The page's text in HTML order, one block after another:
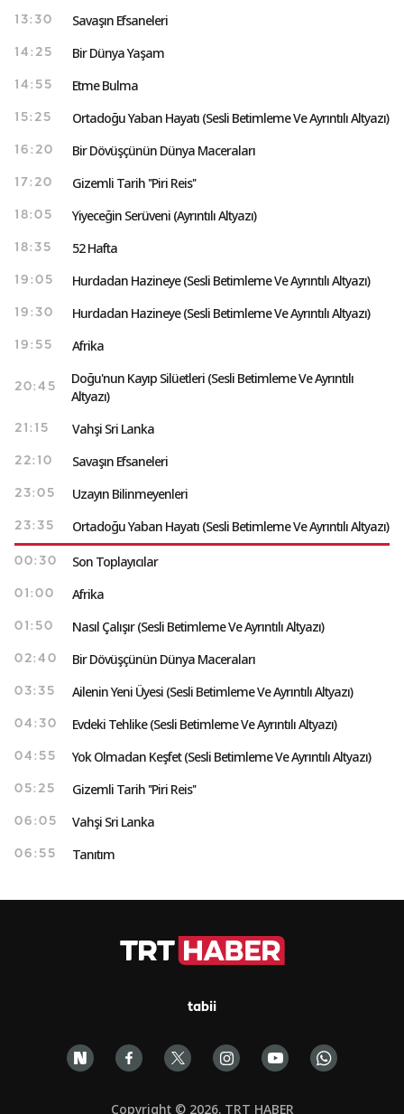
13:30 Savaşın Efsaneleri
14:25 Bir Dünya Yaşam
14:55 Etme Bulma
15:25 Ortadoğu Yaban Hayatı (Sesli Betimleme Ve Ayrıntılı Altyazı)
16:20 Bir Dövüşçünün Dünya Maceraları
17:20 Gizemli Tarih ''Piri Reis''
18:05 Yiyeceğin Serüveni (Ayrıntılı Altyazı)
18:35 52 Hafta
19:05 Hurdadan Hazineye (Sesli Betimleme Ve Ayrıntılı Altyazı)
19:30 Hurdadan Hazineye (Sesli Betimleme Ve Ayrıntılı Altyazı)
19:55 Afrika
20:45
Doğu'nun Kayıp Silüetleri (Sesli Betimleme Ve Ayrıntılı
Altyazı)
21:15 Vahşi Sri Lanka
22:10 Savaşın Efsaneleri
23:05 Uzayın Bilinmeyenleri
23:35 Ortadoğu Yaban Hayatı (Sesli Betimleme Ve Ayrıntılı Altyazı)
00:30 Son Toplayıcılar
01:00 Afrika
01:50 Nasıl Çalışır (Sesli Betimleme Ve Ayrıntılı Altyazı)
02:40 Bir Dövüşçünün Dünya Maceraları
03:35 Ailenin Yeni Üyesi (Sesli Betimleme Ve Ayrıntılı Altyazı)
04:30 Evdeki Tehlike (Sesli Betimleme Ve Ayrıntılı Altyazı)
04:55 Yok Olmadan Keşfet (Sesli Betimleme Ve Ayrıntılı Altyazı)
05:25 Gizemli Tarih ''Piri Reis''
06:05 Vahşi Sri Lanka
06:55 Tanıtım
tabii
Copyright © 2026. TRT HABER